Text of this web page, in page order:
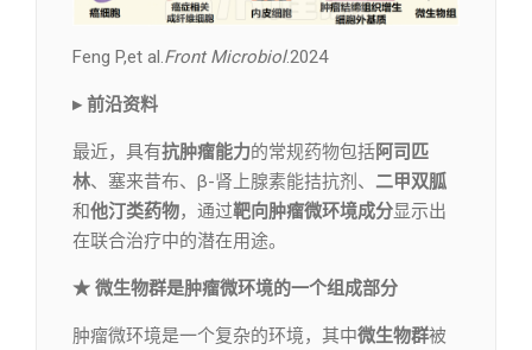
Feng P,et al.Front Microbiol.2024
▸ 前沿资料
最近，具有抗肿瘤能力的常规药物包括阿司匹
林、塞来昔布、β-肾上腺素能拮抗剂、 二甲双胍
和他汀类药物，通过靶向肿瘤微环境成分显示出
在联合治疗中的潜在用途。
★ 微生物群是肿瘤微环境的一个组成部分
肿瘤微环境是一个复杂的环境，其中微生物群被